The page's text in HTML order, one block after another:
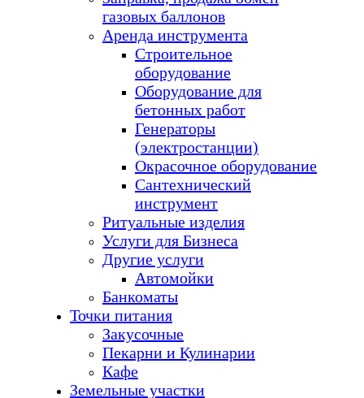
газовых баллонов
Аренда инструмента
Строительное
оборудование
Оборудование для
бетонных работ
Генераторы
(электростанции)
Окрасочное оборудование
Сантехнический
инструмент
Ритуальные изделия
Услуги для Бизнеса
Другие услуги
Автомойки
Банкоматы
Точки питания
Закусочные
Пекарни и Кулинарии
Кафе
Земельные участки